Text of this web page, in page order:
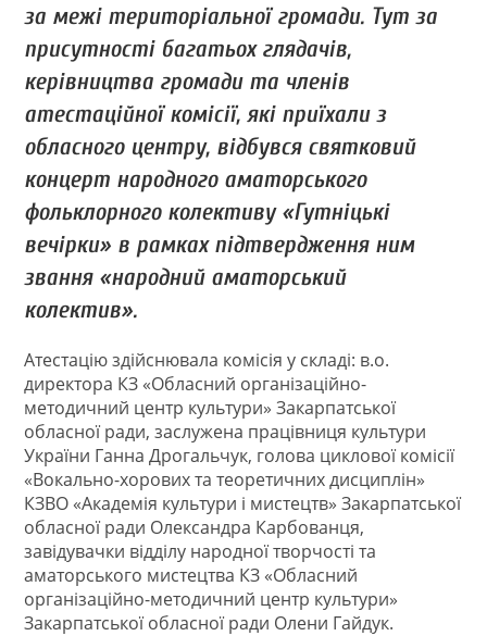
за межі територіальної громади. Тут за
присутності багатьох глядачів,
керівництва громади та членів
атестаційної комісії, які приїхали з
обласного центру, відбувся святковий
концерт народного аматорського
фольклорного колективу «Гутніцькі
вечірки» в рамках підтвердження ним
звання «народний аматорський
колектив».
Атестацію здійснювала комісія у складі: в.о.
директора КЗ «Обласний організаційно-
методичний центр культури» Закарпатської
обласної ради, заслужена працівниця культури
України Ганна Дрогальчук, голова циклової комісії
«Вокально-хорових та теоретичних дисциплін»
КЗВО «Академія культури і мистецтв» Закарпатської
обласної ради Олександра Карбованця,
завідувачки відділу народної творчості та
аматорського мистецтва КЗ «Обласний
організаційно-методичний центр культури»
Закарпатської обласної ради Олени Гайдук.